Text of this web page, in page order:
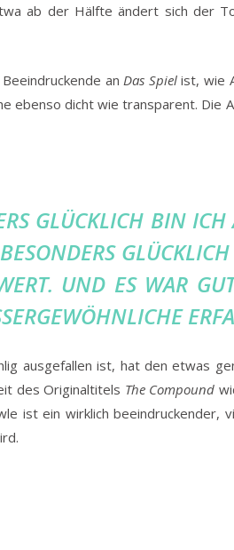
ab der Hälfte ändert sich der
an Das Spielist, wie
ebenso dicht wie transparent. Die
GLÜCKLICH BIN ICH
UND ES WAR GUT,
ausgefallen ist, hat den etwas
des Originaltitels The Compound
ist ein wirklich beeindruckender,